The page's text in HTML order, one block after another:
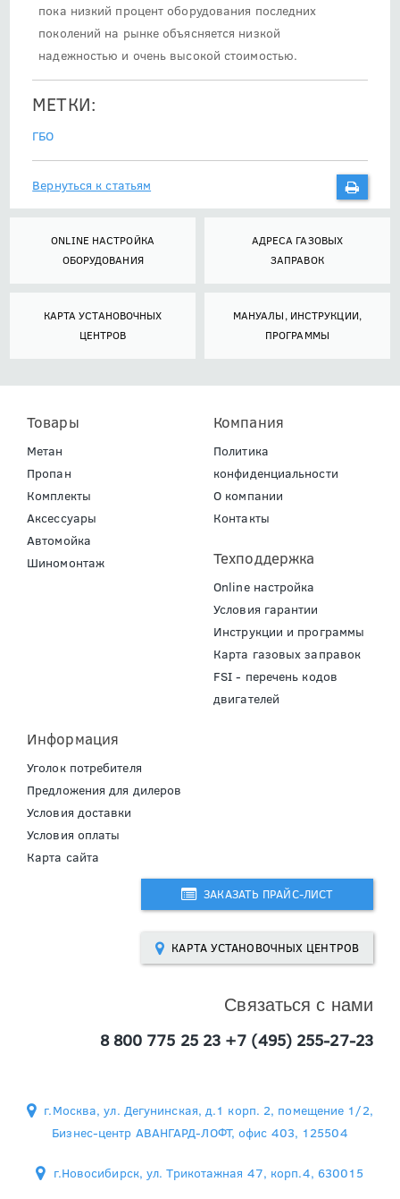
пока низкий процент оборудования последних
поколений на рынке объясняется низкой
надежностью и очень высокой стоимостью.
МЕТКИ:
ГБО
Вернуться к статьям
ONLINE НАСТРОЙКА
ОБОРУДОВАНИЯ
АДРЕСА ГАЗОВЫХ
ЗАПРАВОК
КАРТА УСТАНОВОЧНЫХ
ЦЕНТРОВ
МАНУАЛЫ, ИНСТРУКЦИИ,
ПРОГРАММЫ
Товары
Метан
Пропан
Комплекты
Аксессуары
Автомойка
Шиномонтаж
Компания
Политика
конфиденциальности
О компании
Контакты
Техподдержка
Online настройка
Условия гарантии
Инструкции и программы
Карта газовых заправок
FSI - перечень кодов
двигателей
Информация
Уголок потребителя
Предложения для дилеров
Условия доставки
Условия оплаты
Карта сайта
ЗАКАЗАТЬ ПРАЙС-ЛИСТ
КАРТА УСТАНОВОЧНЫХ ЦЕНТРОВ
Связаться с нами
8 800 775 25 23 +7 (495) 255-27-23
г.Москва, ул. Дегунинская, д.1 корп. 2, помещение 1/2,
Бизнес-центр АВАНГАРД-ЛОФТ, офис 403, 125504
г.Новосибирск, ул. Трикотажная 47, корп.4, 630015